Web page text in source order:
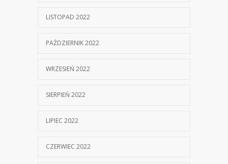
LISTOPAD 2022
PAŹDZIERNIK 2022
WRZESIEŃ 2022
SIERPIEŃ 2022
LIPIEC 2022
CZERWIEC 2022